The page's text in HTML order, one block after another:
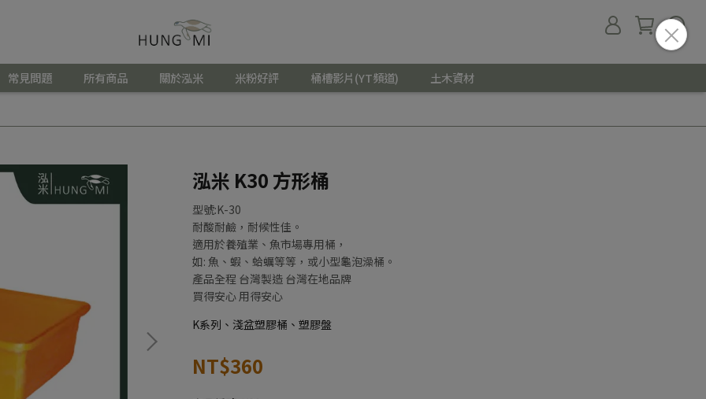
常見問題 所有商品 關於泓米 米粉好評 桶槽影片(YT頻道) 土木資材
泓米 K30 方形桶
型號:K-30
耐酸耐鹼，耐候性佳。
適用於養殖業、魚市場專用桶，
如: 魚、蝦、蛤蠣等等，或小型龜泡澡桶。
產品全程 台灣製造 台灣在地品牌
買得安心 用得安心
K系列、淺盆塑膠桶、塑膠盤
NT$360